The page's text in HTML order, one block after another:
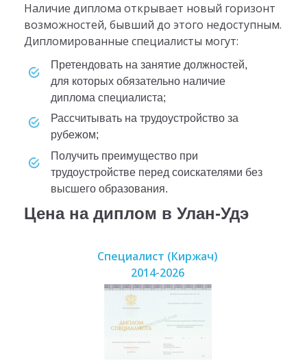
Наличие диплома открывает новый горизонт
возможностей, бывший до этого недоступным.
Дипломированные специалисты могут:
претендовать на занятие должностей,
для которых обязательно наличие
диплома специалиста;
рассчитывать на трудоустройство за
рубежом;
получить преимущество при
трудоустройстве перед соискателями без
высшего образования.
Цена на диплом в Улан-Удэ
Специалист (Киржач)
2014-2026